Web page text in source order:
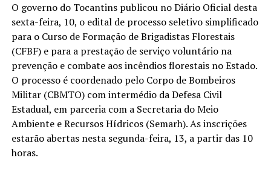
O governo do Tocantins publicou no Diário Oficial desta
sexta-feira, 10, o edital de processo seletivo simplificado
para o Curso de Formação de Brigadistas Florestais
(CFBF) e para a prestação de serviço voluntário na
prevenção e combate aos incêndios florestais no Estado.
O processo é coordenado pelo Corpo de Bombeiros
Militar (CBMTO) com intermédio da Defesa Civil
Estadual, em parceria com a Secretaria do Meio
Ambiente e Recursos Hídricos (Semarh). As inscrições
estarão abertas nesta segunda-feira, 13, a partir das 10
horas.